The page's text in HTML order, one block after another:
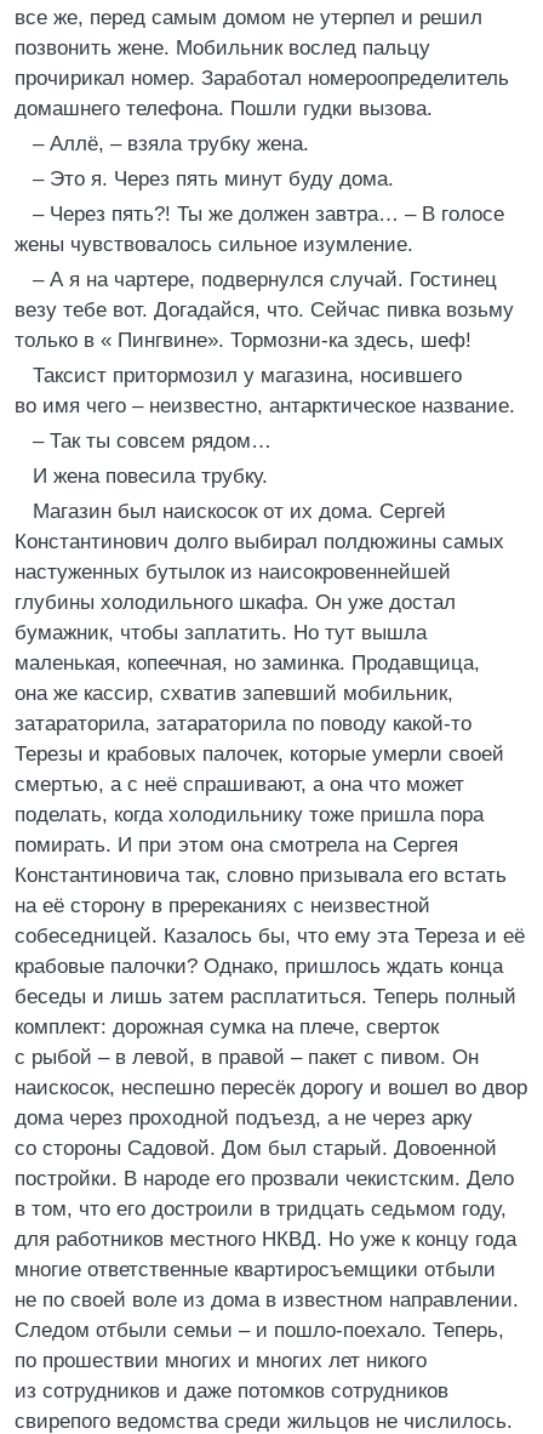
все же, перед самым домом не утерпел и решил
позвонить жене. Мобильник вослед пальцу
прочирикал номер. Заработал номероопределитель
домашнего телефона. Пошли гудки вызова.
– Аллё, – взяла трубку жена.
– Это я. Через пять минут буду дома.
– Через пять?! Ты же должен завтра… – В голосе
жены чувствовалось сильное изумление.
– А я на чартере, подвернулся случай. Гостинец
везу тебе вот. Догадайся, что. Сейчас пивка возьму
только в « Пингвине». Тормозни-ка здесь, шеф!
Таксист притормозил у магазина, носившего
во имя чего – неизвестно, антарктическое название.
– Так ты совсем рядом…
И жена повесила трубку.
Магазин был наискосок от их дома. Сергей
Константинович долго выбирал полдюжины самых
настуженных бутылок из наисокровеннейшей
глубины холодильного шкафа. Он уже достал
бумажник, чтобы заплатить. Но тут вышла
маленькая, копеечная, но заминка. Продавщица,
она же кассир, схватив запевший мобильник,
затараторила, затараторила по поводу какой-то
Терезы и крабовых палочек, которые умерли своей
смертью, а с неё спрашивают, а она что может
поделать, когда холодильнику тоже пришла пора
помирать. И при этом она смотрела на Сергея
Константиновича так, словно призывала его встать
на её сторону в пререканиях с неизвестной
собеседницей. Казалось бы, что ему эта Тереза и её
крабовые палочки? Однако, пришлось ждать конца
беседы и лишь затем расплатиться. Теперь полный
комплект: дорожная сумка на плече, сверток
с рыбой – в левой, в правой – пакет с пивом. Он
наискосок, неспешно пересёк дорогу и вошел во двор
дома через проходной подъезд, а не через арку
со стороны Садовой. Дом был старый. Довоенной
постройки. В народе его прозвали чекистским. Дело
в том, что его достроили в тридцать седьмом году,
для работников местного НКВД. Но уже к концу года
многие ответственные квартиросъемщики отбыли
не по своей воле из дома в известном направлении.
Следом отбыли семьи – и пошло-поехало. Теперь,
по прошествии многих и многих лет никого
из сотрудников и даже потомков сотрудников
свирепого ведомства среди жильцов не числилось.